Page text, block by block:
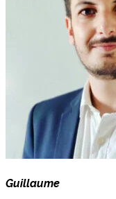
Guillaume